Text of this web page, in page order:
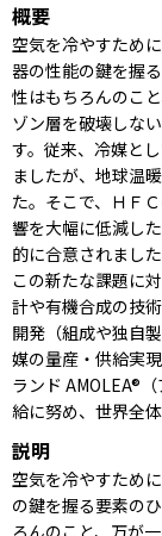
概要
空気を冷やすため
器の性能の鍵を握
性はもちろんのこ
ゾン層を破壊しな
す。従来、冷媒と
ましたが、地球温
た。そこで、ＨＦ
響を大幅に低減し
的に合意されました
この新たな課題に
計や有機合成の技
開発（組成や独自
媒の量産・供給実
ランド AMOLEA®
給に努め、世界全
説明
空気を冷やすため
の鍵を握る要素の